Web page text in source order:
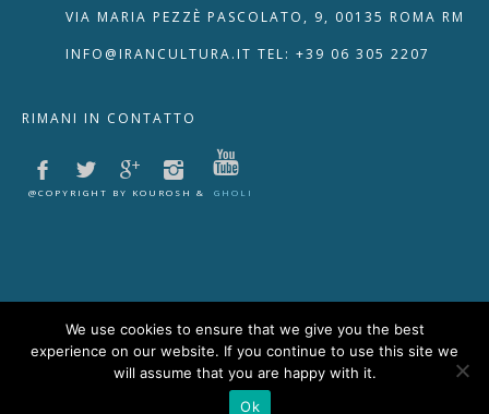
VIA MARIA PEZZÈ PASCOLATO, 9, 00135 ROMA RM
INFO@IRANCULTURA.IT TEL: +39 06 305 2207
RIMANI IN CONTATTO
@COPYRIGHT BY KOUROSH & GHOLI
We use cookies to ensure that we give you the best
experience on our website. If you continue to use this site we
will assume that you are happy with it.
Ok
Disattiva Immagini
Evidenzia Link
Lettura Vocale Leggi